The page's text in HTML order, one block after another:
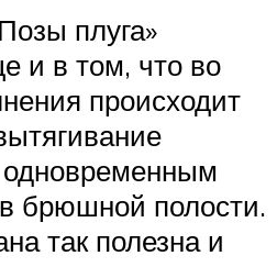
плуга»
и в том, что во
происходит
одновременным
брюшной полости.
так полезна и